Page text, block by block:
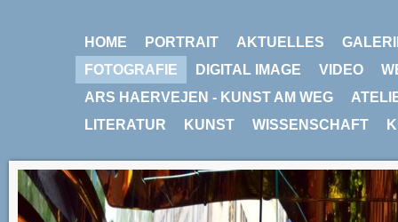
HOME PORTRAIT AKTUELLES
FOTOGRAFIE
DIGITAL IMAGE VIDEO
ARS HAERVEJEN - KUNST AM WEG
LITERATUR
KUNST WISSENSCHAFT